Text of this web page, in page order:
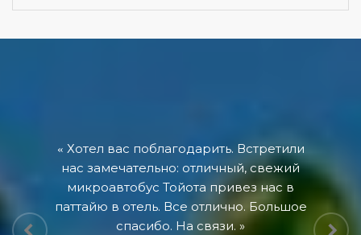
Хотел вас поблагодарить. Встретили
нас замечательно: отличный, свежий
микроавтобус Тойота привез нас в
паттайю в отель. Все отлично. Большое
спасибо. На связи.